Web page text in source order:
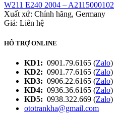
W211 E240 2004 – A2115000102
Xuất xứ: Chính hãng, Germany
Giá: Liên hệ
HỖ TRỢ ONLINE
KD1: 0901.79.6165 (Zalo)
KD2: 0901.77.6165 (Zalo)
KD3: 0906.22.6165 (Zalo)
KD4: 0936.36.6165 (Zalo)
KD5: 0938.322.669 (Zalo)
ototrankha@gmail.com